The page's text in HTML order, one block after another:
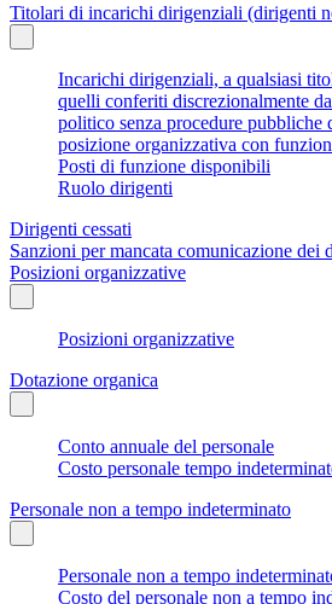
Titolari di incarichi dirigenziali (dirigenti
Incarichi dirigenziali, a qualsiasi
quelli conferiti discrezionalmente
politico senza procedure pubbliche
posizione organizzativa con
Posti di funzione disponibili
Ruolo dirigenti
Dirigenti cessati
Sanzioni per mancata comunicazione dei
Posizioni organizzative
Posizioni organizzative
Dotazione organica
Conto annuale del personale
Costo personale tempo
Personale non a tempo indeterminato
Personale non a tempo
Costo del personale non a tempo